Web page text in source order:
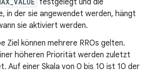
festgelegt und die
in der sie angewendet werden, hängt
sie aktiviert werden.
Ziel können mehrere RROs gelten.
höheren Priorität werden zuletzt
Auf einer Skala von 0 bis 10 ist 10 der